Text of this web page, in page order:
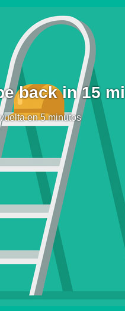
back in 15
en 5 minutos